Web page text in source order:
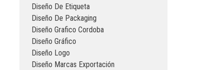
Diseño De Etiqueta
Diseño De Packaging
Diseño Grafico Cordoba
Diseño Gráfico
Diseño Logo
Diseño Marcas Exportación